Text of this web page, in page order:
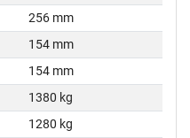
256 mm
154 mm
154 mm
1380 kg
1280 kg